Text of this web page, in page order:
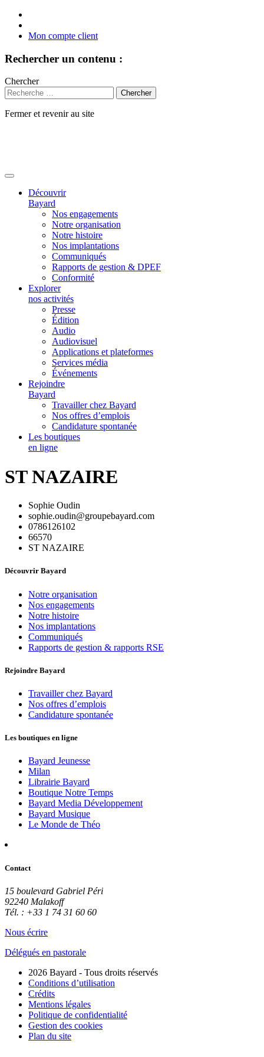
Mon compte client
Rechercher un contenu :
Chercher
Fermer et revenir au site
Découvrir
Bayard
Nos engagements
Notre organisation
Notre histoire
Nos implantations
Communiqués
Rapports de gestion & DPEF
Conformité
Explorer
nos activités
Presse
Édition
Audio
Audiovisuel
Applications et plateformes
Services média
Événements
Rejoindre
Bayard
Travailler chez Bayard
Nos offres d’emplois
Candidature spontanée
Les boutiques
en ligne
ST NAZAIRE
Sophie Oudin
sophie.oudin@groupebayard.com
0786126102
66570
ST NAZAIRE
Découvrir Bayard
Notre organisation
Nos engagements
Notre histoire
Nos implantations
Communiqués
Rapports de gestion & rapports RSE
Rejoindre Bayard
Travailler chez Bayard
Nos offres d’emplois
Candidature spontanée
Les boutiques en ligne
Bayard Jeunesse
Milan
Librairie Bayard
Boutique Notre Temps
Bayard Media Développement
Bayard Musique
Le Monde de Théo
Contact
15 boulevard Gabriel Péri
92240 Malakoff
Tél. : +33 1 74 31 60 60
Nous écrire
Délégués en pastorale
2026 Bayard - Tous droits réservés
Conditions d’utilisation
Crédits
Mentions légales
Politique de confidentialité
Gestion des cookies
Plan du site